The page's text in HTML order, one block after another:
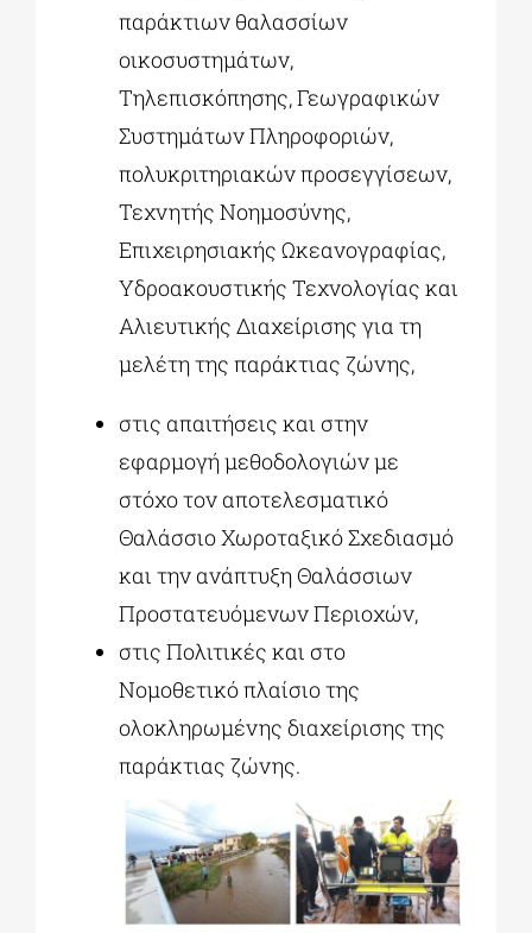
παράκτιων θαλασσίων
οικοσυστημάτων,
Τηλεπισκόπησης, Γεωγραφικών
Συστημάτων Πληροφοριών,
πολυκριτηριακών προσεγγίσεων,
Τεχνητής Νοημοσύνης,
Επιχειρησιακής Ωκεανογραφίας,
Υδροακουστικής Τεχνολογίας και
Αλιευτικής Διαχείρισης για τη
μελέτη της παράκτιας ζώνης,
στις απαιτήσεις και στην
εφαρμογή μεθοδολογιών με
στόχο τον αποτελεσματικό
Θαλάσσιο Χωροταξικό Σχεδιασμό
και την ανάπτυξη Θαλάσσιων
Προστατευόμενων Περιοχών,
στις Πολιτικές και στο
Νομοθετικό πλαίσιο της
ολοκληρωμένης διαχείρισης της
παράκτιας ζώνης.